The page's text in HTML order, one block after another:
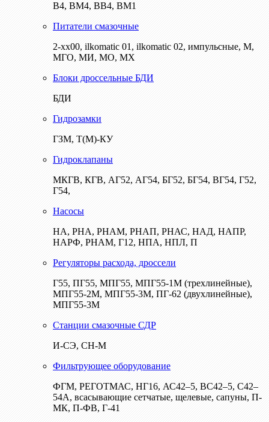
В4, ВМ4, ВВ4, ВМ1
Питатели смазочные
2-хх00, ilkomatic 01, ilkomatic 02, импульсные, М,
МГО, МИ, МО, МХ
Блоки дроссельные БДИ
БДИ
Гидрозамки
ГЗМ, Т(М)-КУ
Гидроклапаны
МКГВ, КГВ, АГ52, АГ54, БГ52, БГ54, ВГ54, Г52,
Г54,
Насосы
НА, РНА, РНАМ, РНАП, РНАС, НАД, НАПР,
НАРФ, РНАМ, Г12, НПА, НПЛ, П
Регуляторы расхода, дроссели
Г55, ПГ55, МПГ55, МПГ55-1М (трехлинейные),
МПГ55-2М, МПГ55-3М, ПГ-62 (двухлинейные),
МПГ55-3М
Станции смазочные СДР
И-СЭ, СН-М
Фильтрующее оборудование
ФГМ, РЕГОТМАС, НГ16, АС42–5, ВС42–5, С42–
54А, всасывающие сетчатые, щелевые, сапуны, П-
МК, П-ФВ, Г-41